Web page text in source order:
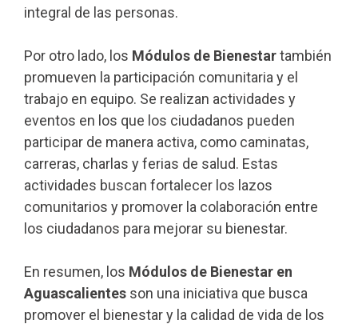
integral de las personas.
Por otro lado, los Módulos de Bienestartambién
promueven la participación comunitaria y el
trabajo en equipo. Se realizan actividades y
eventos en los que los ciudadanos pueden
participar de manera activa, como caminatas,
carreras, charlas y ferias de salud. Estas
actividades buscan fortalecer los lazos
comunitarios y promover la colaboración entre
los ciudadanos para mejorar su bienestar.
En resumen, los Módulos de Bienestar en
Aguascalientes son una iniciativa que busca
promover el bienestar y la calidad de vida de los